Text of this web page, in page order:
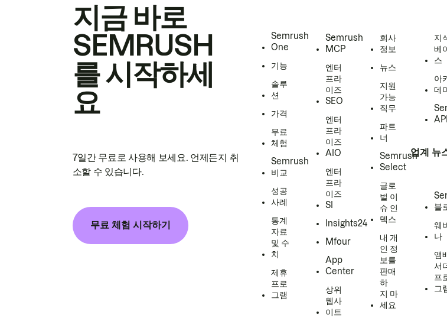
지금 바로
SEMRUSH
를 시작하세
요
7일간 무료로 사용해 보세요. 언제든지 취
소할 수 있습니다.
무료 체험 시작하기
Semrush
One
기능
솔루
션
가격
무료
체험
Semrush
비교
성공
사례
통계
자료
및 수
치
제휴
프로
그램
Semrush
MCP
엔터
프라
이즈
SEO
엔터
프라
이즈
AIO
엔터
프라
이즈
SI
Insights24
Mfour
App
Center
상위
웹사
이트
회사
정보
뉴스
지원
가능
직무
파트
너
Semrush
Select
글로
벌 이
슈 인
덱스
내 개
인 정
보를
판매
하
지 마
세요
지
베
스
아
데
업계 뉴
블
웨
나
앰
서
프
그